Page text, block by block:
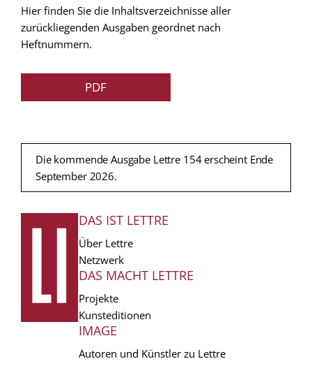
Hier finden Sie die Inhaltsverzeichnisse aller
zurückliegenden Ausgaben geordnet nach
Heftnummern.
PDF
Die kommende Ausgabe Lettre 154 erscheint Ende
September 2026.
FUSSZEILE
DAS IST LETTRE
Über Lettre
Netzwerk
DAS MACHT LETTRE
Projekte
Kunsteditionen
IMAGE
Autoren und Künstler zu Lettre